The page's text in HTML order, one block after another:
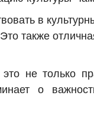
в
также
не только
о